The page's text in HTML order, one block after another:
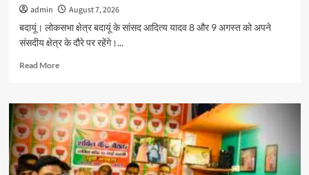
admin
August 7, 2026
बदायूं। लोकसभा क्षेत्र बदायूं के सांसद आदित्य यादव 8 और 9 अगस्त को अपने
संसदीय क्षेत्र के दौरे पर रहेंगे।...
Read MoreRead
बदायूं
सांसद
आदित्य
यादव
8
अगस्त